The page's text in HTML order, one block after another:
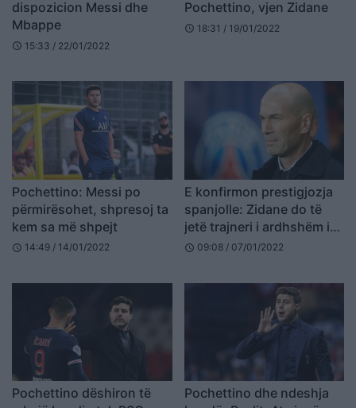
dispozicion Messi dhe
Mbappe
schedule 15:33 / 22/01/2022
Pochettino, vjen Zidane
schedule 18:31 / 19/01/2022
Pochettino: Messi po
përmirësohet, shpresoj ta
kem sa më shpejt
schedule 14:49 / 14/01/2022
E konfirmon prestigjozja
spanjolle: Zidane do të
jetë trajneri i ardhshëm i
PSG-së
schedule 09:08 / 07/01/2022
Pochettino dëshiron të
Pochettino dhe ndeshja